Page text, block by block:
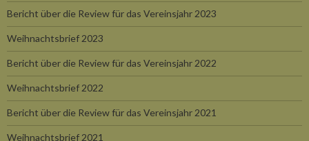
Bericht über die Review für das Vereinsjahr 2023
Weihnachtsbrief 2023
Bericht über die Review für das Vereinsjahr 2022
Weihnachtsbrief 2022
Bericht über die Review für das Vereinsjahr 2021
Weihnachtsbrief 2021